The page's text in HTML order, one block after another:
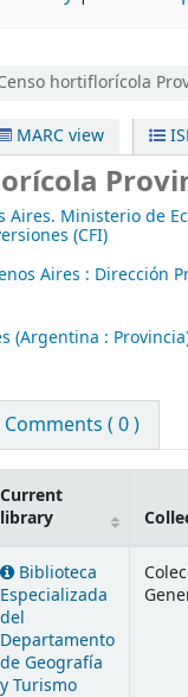
hortiflorícola
MARC view
Aires. Ministerio de
(CFI)
Aires : Dirección
(Argentina :
Comments ( 0 )
Current
library
Biblioteca
Especializada
del
Departamento
de Geografía
y Turismo